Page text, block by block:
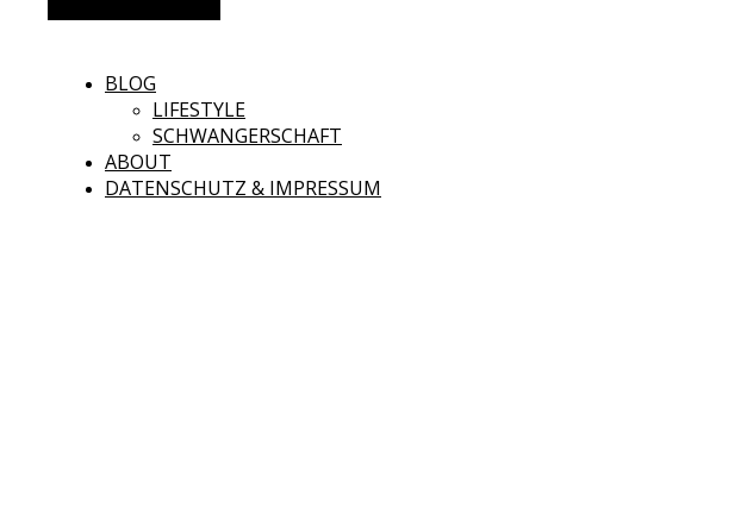
BLOG
LIFESTYLE
SCHWANGERSCHAFT
ABOUT
DATENSCHUTZ & IMPRESSUM